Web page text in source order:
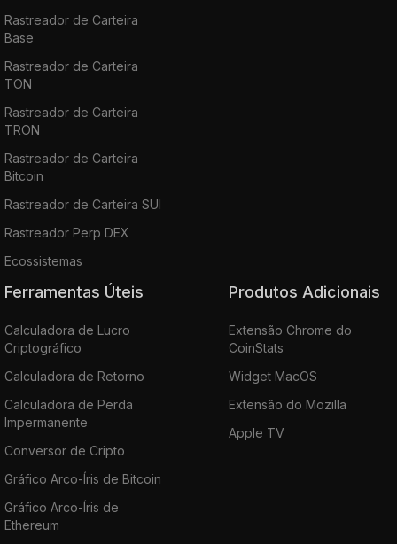
Rastreador de Carteira
Base
Rastreador de Carteira
TON
Rastreador de Carteira
TRON
Rastreador de Carteira
Bitcoin
Rastreador de Carteira SUI
Rastreador Perp DEX
Ecossistemas
Ferramentas Úteis
Calculadora de Lucro
Criptográfico
Calculadora de Retorno
Calculadora de Perda
Impermanente
Conversor de Cripto
Gráfico Arco-Íris de Bitcoin
Gráfico Arco-Íris de
Ethereum
Produtos Adicionais
Extensão Chrome do
CoinStats
Widget MacOS
Extensão do Mozilla
Apple TV